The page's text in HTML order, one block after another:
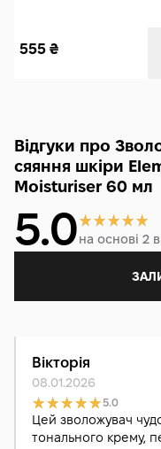
555 ₴
Відгуки про
сяяння шкіри
Moisturiser 60 мл
5.0на основі 2
Вікторія
08.01.2026
5.0
Цей зволожувач
тонального крему,